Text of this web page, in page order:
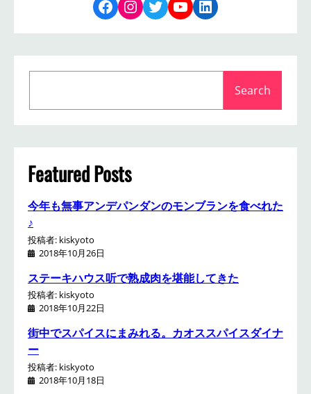
Facebook Instagram Twitter YouTube LinkedIn
a
r
c
h
Search
Featured Posts
今年も無事アンデパンダンのモンブランを食べれた
♪
投稿者: kiskyoto
2018年10月26日
ステーキハウス听で熟成肉を堪能してきた
投稿者: kiskyoto
2018年10月22日
街中でスパイスにまみれる。カオススパイスダイナ
ー
投稿者: kiskyoto
2018年10月18日